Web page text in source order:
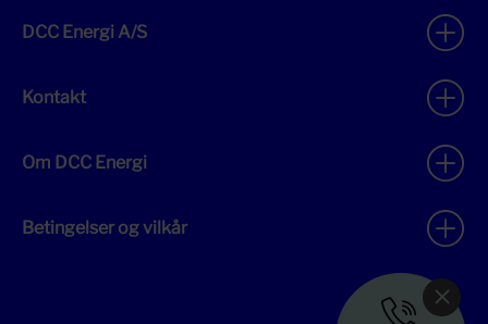
DCC Energi A/S
Kontakt
Om DCC Energi
Betingelser og vilkår